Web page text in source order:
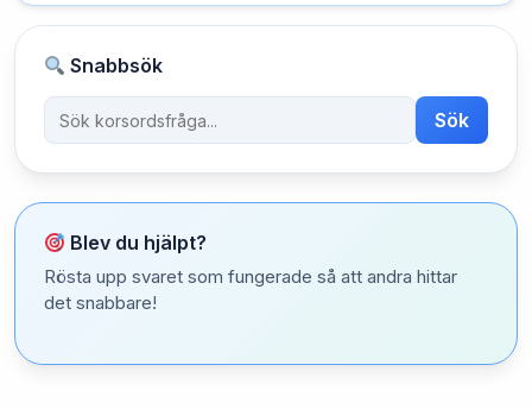
Snabbsök
Sök
Blev du hjälpt?
Rösta upp svaret som fungerade så att andra hittar
det snabbare!